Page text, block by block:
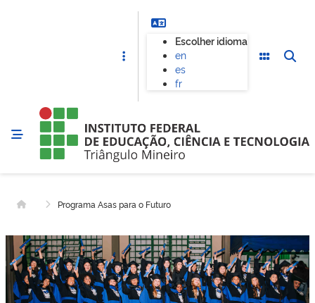
Escolher idioma
en
es
fr
Página inicialPrograma Asas para o Futuro